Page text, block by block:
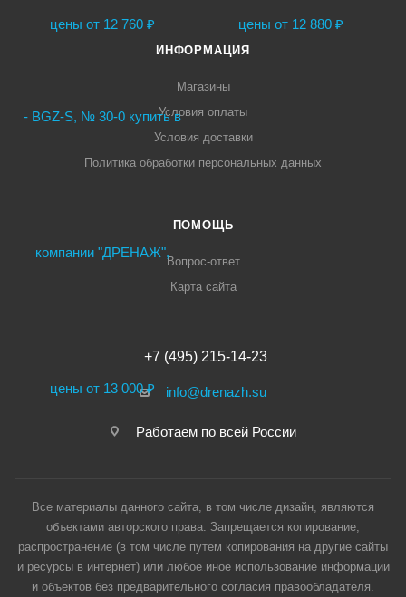
ИНФОРМАЦИЯ
Магазины
Условия оплаты
Условия доставки
Политика обработки персональных данных
ПОМОЩЬ
Вопрос-ответ
Карта сайта
+7 (495) 215-14-23
info@drenazh.su
Работаем по всей России
Все материалы данного сайта, в том числе дизайн, являются
объектами авторского права. Запрещается копирование,
распространение (в том числе путем копирования на другие сайты
и ресурсы в интернет) или любое иное использование информации
и объектов без предварительного согласия правообладателя.